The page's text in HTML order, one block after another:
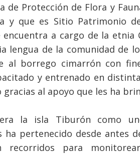
de Protección de Flora y
y que es Sitio Patrimonio
a cargo de la etnia
lengua de la comunidad de
al borrego cimarrón con
y entrenado en
al apoyo que les ha
la isla Tiburón como
ha pertenecido desde antes
recorridos para